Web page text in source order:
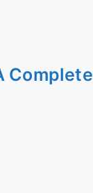
Complete